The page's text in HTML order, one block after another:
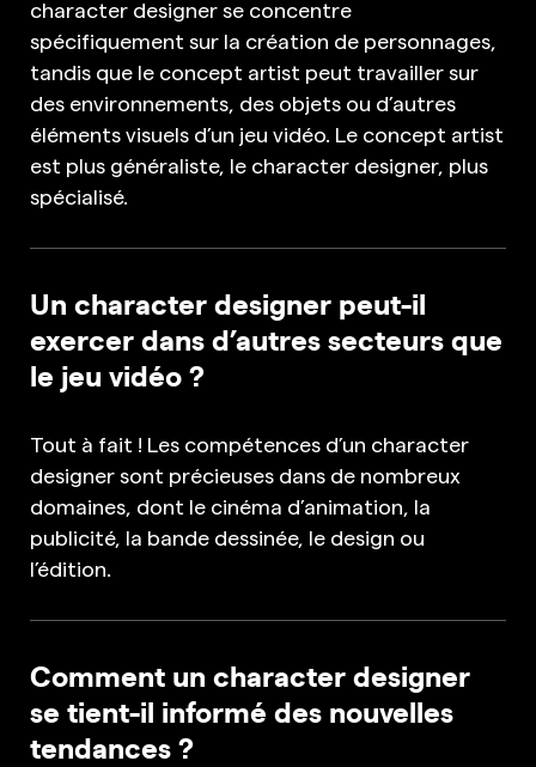
character designer se concentre
spécifiquement sur la création de personnages,
tandis que le concept artist peut travailler sur
des environnements, des objets ou d’autres
éléments visuels d’un jeu vidéo. Le concept artist
est plus généraliste, le character designer, plus
spécialisé.
Un character designer peut-il
exercer dans d’autres secteurs que
le jeu vidéo ?
Tout à fait ! Les compétences d’un character
designer sont précieuses dans de nombreux
domaines, dont le cinéma d’animation, la
publicité, la bande dessinée, le design ou
l’édition.
Comment un character designer
se tient-il informé des nouvelles
tendances ?